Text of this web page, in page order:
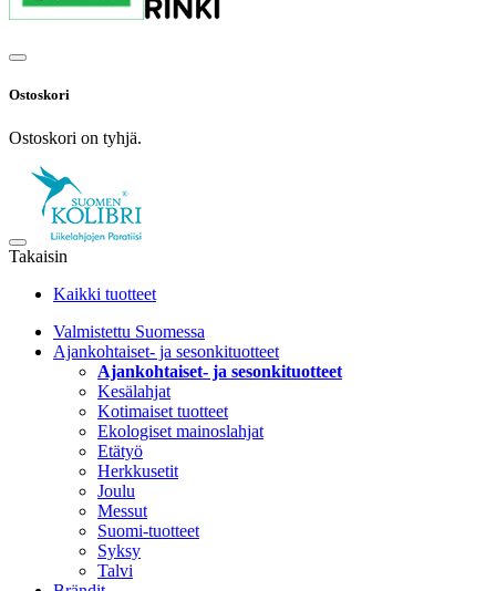
Ostoskori
Ostoskori on tyhjä.
Takaisin
Kaikki tuotteet
Valmistettu Suomessa
Ajankohtaiset- ja sesonkituotteet
Ajankohtaiset- ja sesonkituotteet
Kesälahjat
Kotimaiset tuotteet
Ekologiset mainoslahjat
Etätyö
Herkkusetit
Joulu
Messut
Suomi-tuotteet
Syksy
Talvi